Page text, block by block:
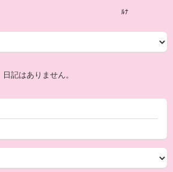
ﾙﾅ
日記はありません。